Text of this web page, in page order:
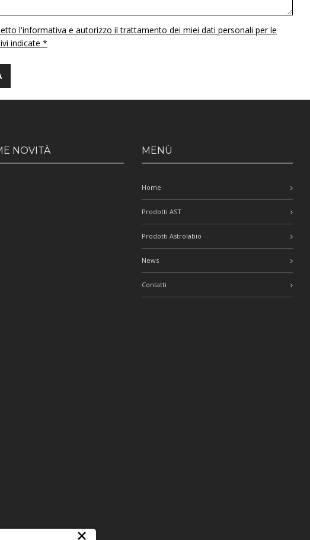
l'informativa e autorizzo il trattamento dei miei dati personali per le
indicate *
NOVITÀ MENÙ
Home
Prodotti AST
Prodotti Astrolabio
News
Contatti
×